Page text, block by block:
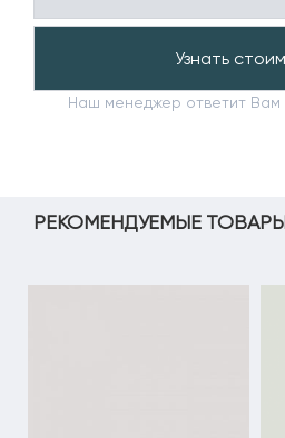
Наш менеджер ответит Вам
РЕКОМЕНДУЕМЫЕ